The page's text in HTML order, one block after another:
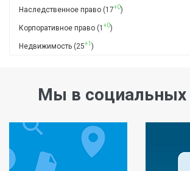
Наследственное право (17+0)
Корпоративное право (1 +0)
Недвижимость (25+1 )
Мы в социальных